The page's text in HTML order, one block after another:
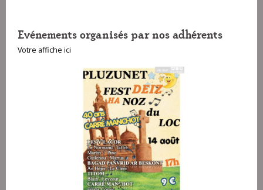
Evénements organisés par nos adhérents
Votre affiche ici